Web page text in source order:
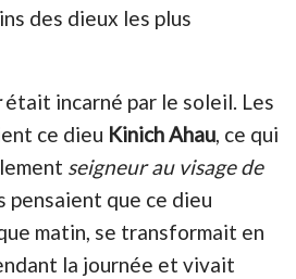
des dieux les plus
était incarné par le soleil. Les
ce dieu Kinich Ahau, ce qui
seigneur au visage de
pensaient que ce dieu
matin, se transformait en
la journée et vivait